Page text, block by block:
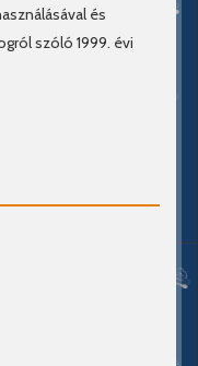
és
szóló 1999. évi